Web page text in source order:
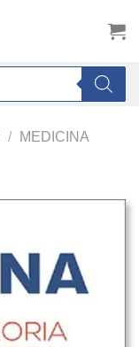
/ MEDICINA